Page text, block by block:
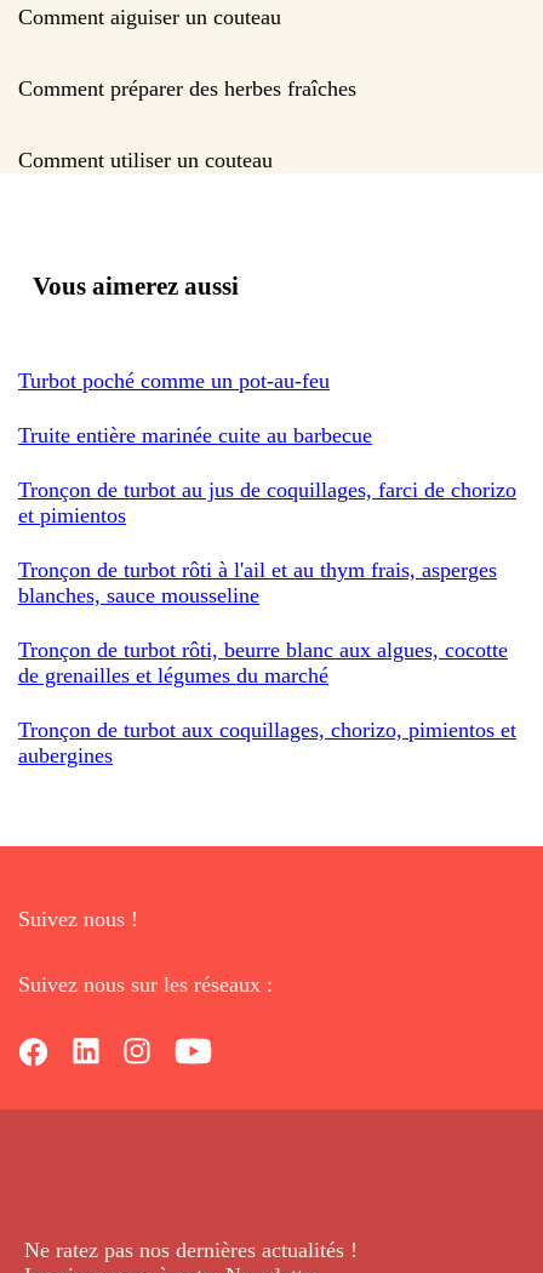
Comment aiguiser un couteau
Comment préparer des herbes fraîches
Comment utiliser un couteau
Vous aimerez aussi
Turbot poché comme un pot-au-feu
Truite entière marinée cuite au barbecue
Tronçon de turbot au jus de coquillages, farci de chorizo
et pimientos
Tronçon de turbot rôti à l'ail et au thym frais, asperges
blanches, sauce mousseline
Tronçon de turbot rôti, beurre blanc aux algues, cocotte
de grenailles et légumes du marché
Tronçon de turbot aux coquillages, chorizo, pimientos et
aubergines
Suivez nous !
Suivez nous sur les réseaux :
Ne ratez pas nos dernières actualités !